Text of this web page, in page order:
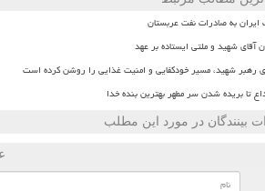
به صادرات نفت عربستان
آقای شهید و ملتی ایستاده بر عهد
رهبر شهید، مسیر خودکفایی و امنیت غذایی را روشن کرده است
تا بریده شدن سر مطهر بهترین بنده خدا
بینندگان در مورد این مطلب